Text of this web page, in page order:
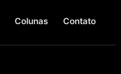
Colunas Contato